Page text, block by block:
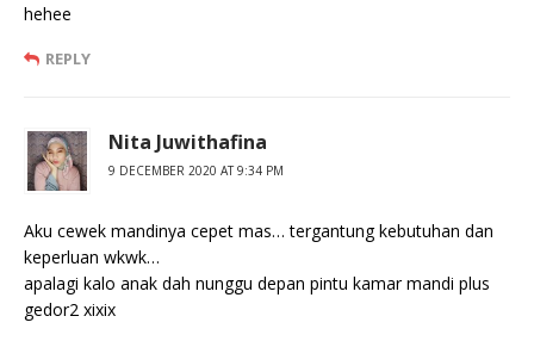
hehee
REPLY
Nita Juwithafina
9 DECEMBER 2020 AT 9:34 PM
Aku cewek mandinya cepet mas… tergantung kebutuhan dan
keperluan wkwk…
apalagi kalo anak dah nunggu depan pintu kamar mandi plus
gedor2 xixix